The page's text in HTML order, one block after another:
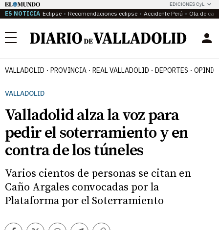
EDICIONES CyL
ES NOTICIA Eclipse Recomendaciones eclipse Accidente Perú Ola de
Menú
VALLADOLID PROVINCIA REAL VALLADOLID DEPORTES
VALLADOLID
Valladolid alza la voz para
pedir el soterramiento y en
contra de los túneles
Varios cientos de personas se citan en
Caño Argales convocadas por la
Plataforma por el Soterramiento